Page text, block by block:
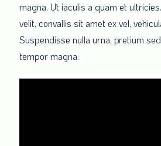
magna. Ut iaculis a quam et
velit, convallis sit amet ex vel,
Suspendisse nulla urna, pretium
tempor magna.